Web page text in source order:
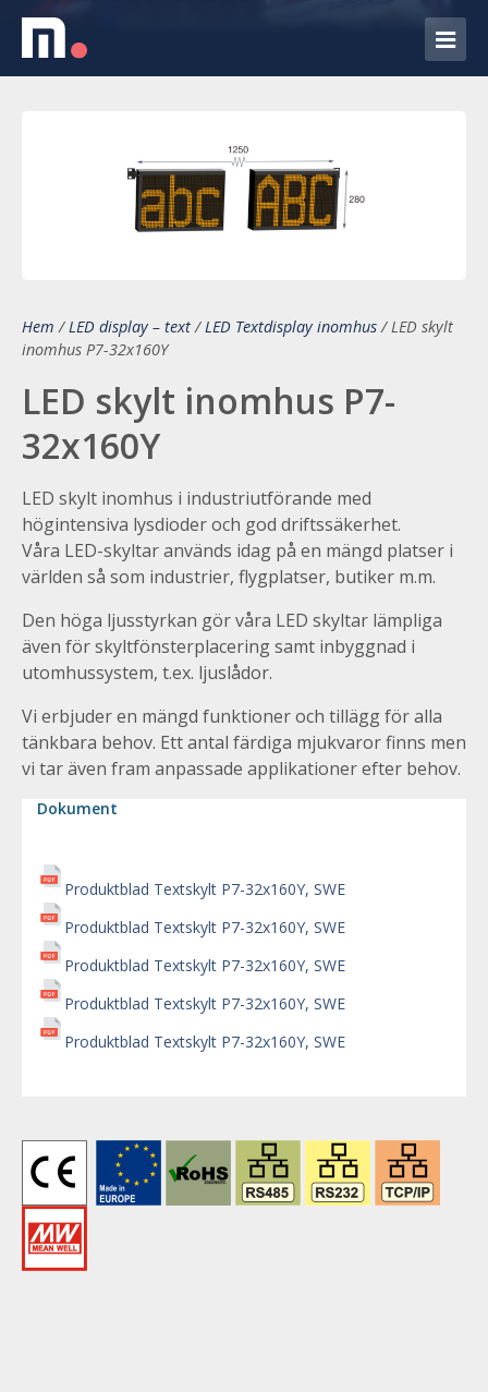
Hem /LED display – text/LED Textdisplay inomhus/LED skylt
inomhus P7-32x160Y
LED skylt inomhus P7-
32x160Y
LED skylt inomhus i industriutförande med
högintensiva lysdioder och god driftssäkerhet.
Våra LED-skyltar används idag på en mängd platser i
världen så som industrier, flygplatser, butiker m.m.
Den höga ljusstyrkan gör våra LED skyltar lämpliga
även för skyltfönsterplacering samt inbyggnad i
utomhussystem, t.ex. ljuslådor.
Vi erbjuder en mängd funktioner och tillägg för alla
tänkbara behov. Ett antal färdiga mjukvaror finns men
vi tar även fram anpassade applikationer efter behov.
Dokument
Produktblad Textskylt P7-32x160Y, SWE
Produktblad Textskylt P7-32x160Y, SWE
Produktblad Textskylt P7-32x160Y, SWE
Produktblad Textskylt P7-32x160Y, SWE
Produktblad Textskylt P7-32x160Y, SWE